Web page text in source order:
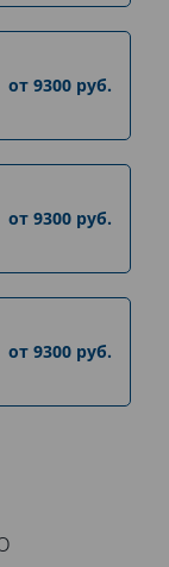
от 9300 руб.
от 9300 руб.
от 9300 руб.